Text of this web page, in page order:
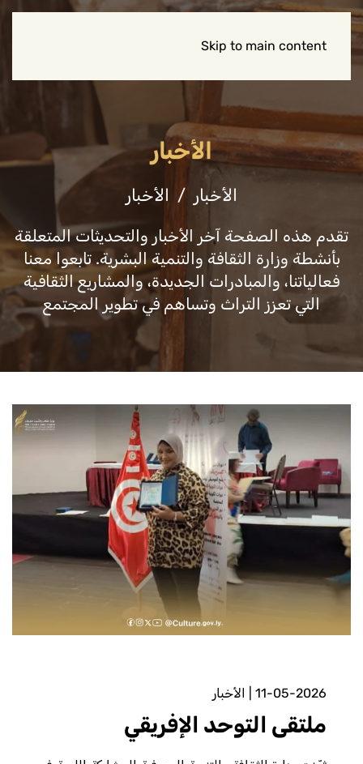
Skip to main content
الأخبار
الأخبار الأخبار
تقدم هذه الصفحة آخر الأخبار والتحديثات المتعلقة
بأنشطة وزارة الثقافة والتنمية البشرية. تابعوا معنا
فعالياتنا، والمبادرات الجديدة، والمشاريع الثقافية
التي تعزز التراث وتساهم في تطوير المجتمع
11-05-2026 الأخبار
ملتقى التوحد الإفريقي